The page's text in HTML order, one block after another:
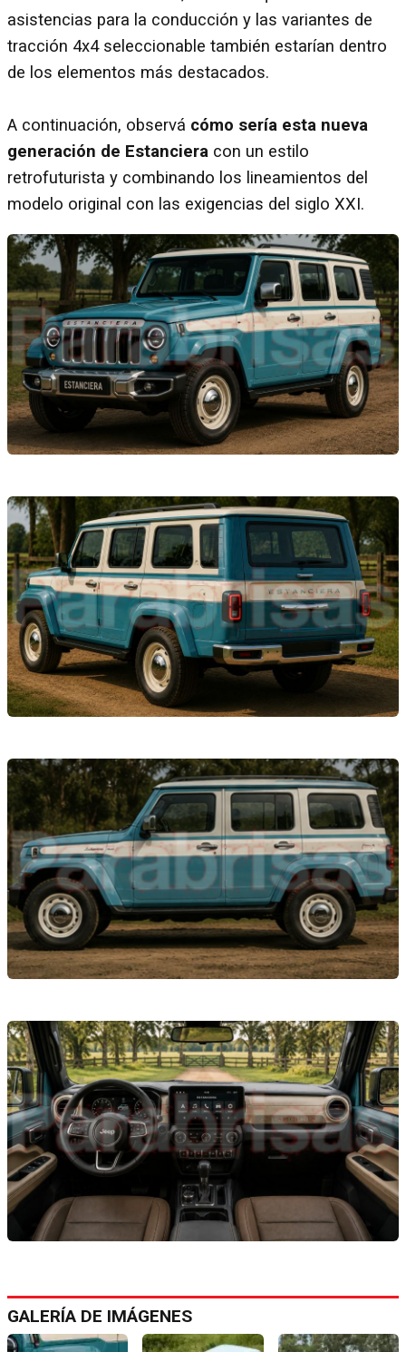
asistencias para la conducción y las variantes de
tracción 4x4 seleccionable también estarían dentro
de los elementos más destacados.
A continuación, observá cómo sería esta nueva
generación de Estanciera con un estilo
retrofuturista y combinando los lineamientos del
modelo original con las exigencias del siglo XXI.
GALERÍA DE IMÁGENES